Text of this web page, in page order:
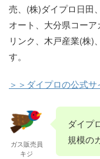
売、(株)ダイプロ日田
オート、大分県コー
リンク、木戸産業(株)
す。
＞＞ダイプロの公式
ガス販売員
キジ
ダイプ
規模の